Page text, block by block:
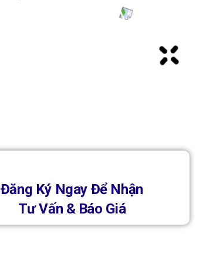
Đăng Ký Ngay Để Nhận
Tư Vấn & Báo Giá